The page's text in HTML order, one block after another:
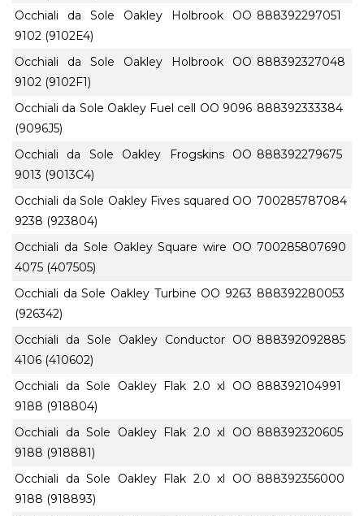
Occhiali da Sole Oakley Holbrook OO
9102 (9102E4)
888392297051
Occhiali da Sole Oakley Holbrook OO
9102 (9102F1)
888392327048
Occhiali da Sole Oakley Fuel cell OO 9096
(9096J5)
888392333384
Occhiali da Sole Oakley Frogskins OO
9013 (9013C4)
888392279675
Occhiali da Sole Oakley Fives squared OO
9238 (923804)
700285787084
Occhiali da Sole Oakley Square wire OO
4075 (407505)
700285807690
Occhiali da Sole Oakley Turbine OO 9263
(926342)
888392280053
Occhiali da Sole Oakley Conductor OO
4106 (410602)
888392092885
Occhiali da Sole Oakley Flak 2.0 xl OO
9188 (918804)
888392104991
Occhiali da Sole Oakley Flak 2.0 xl OO
9188 (918881)
888392320605
Occhiali da Sole Oakley Flak 2.0 xl OO
9188 (918893)
888392356000